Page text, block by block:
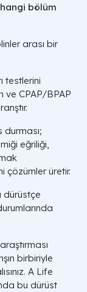
bölüm
arası bir
testlerini
CPAP/BPAP
durması;
eğriliği,
çözümler üretir.
dürüstçe
araştırması
birbiriyle
A Life
bu dürüst